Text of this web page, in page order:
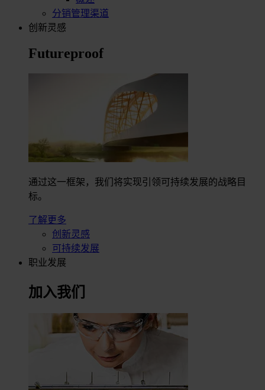
分销管理渠道
创新灵感
Futureproof
通过这一框架，我们将实现引领可持续发展的战略目
标。
了解更多
创新灵感
可持续发展
职业发展
加入我们